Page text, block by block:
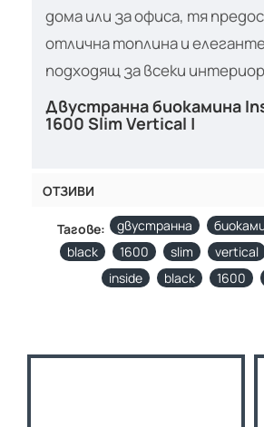
дома или за офиса, тя
отлична топлина и
подходящ за всеки
Двустранна биокамина
1600 Slim Vertical |
ОТЗИВИ
Тагове: двустранна
black
1600 slim vertical
inside
black 1600